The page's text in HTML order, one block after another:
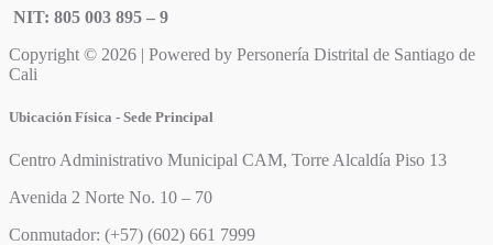
NIT: 805 003 895 – 9
Copyright © 2026 | Powered by Personería Distrital de Santiago de
Cali
Ubicación Física - Sede Principal
Centro Administrativo Municipal CAM, Torre Alcaldía Piso 13
Avenida 2 Norte No. 10 – 70
Conmutador: (+57) (602) 661 7999